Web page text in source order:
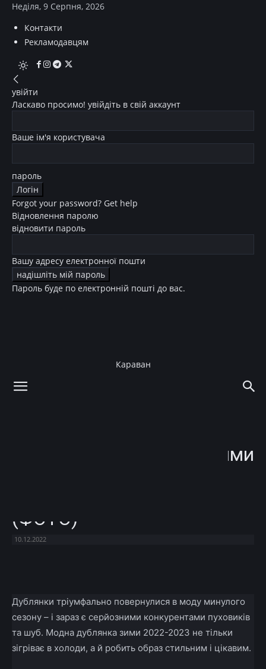
Неділя, 9 Серпня, 2026
Контакти
Рекламодавцям
увійти
Ласкаво просимо! увійдіть в свій аккаунт
Ваше ім'я користувача
пароль
Forgot your password? Get help
Відновлення паролю
відновити пароль
Вашу адресу електронної пошти
Пароль буде по електронній пошті до вас.
Караван
Наймодніші дублянки зими
(ФОТО)
10.12.2022
Дублянки тріумфально повернулися в моду минулого
сезону – і зараз є серйозними конкурентами пуховиків
та шуб. Модна дублянка зими 2022-2023 не тільки
зігріває в холоди, а й робить образ стильним і цікавим.